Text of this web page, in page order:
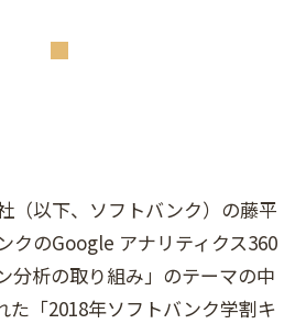
（以下、ソフトバンク）の藤平
クのGoogle アナリティクス360
分析の取り組み」のテーマの中
た「2018年ソフトバンク学割キ